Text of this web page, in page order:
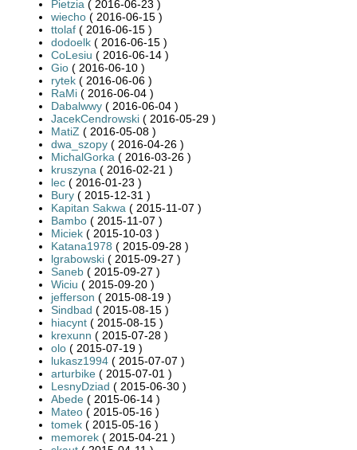
Pietzia ( 2016-06-23 )
wiecho ( 2016-06-15 )
ttolaf ( 2016-06-15 )
dodoelk ( 2016-06-15 )
CoLesiu ( 2016-06-14 )
Gio ( 2016-06-10 )
rytek ( 2016-06-06 )
RaMi ( 2016-06-04 )
Dabalwwy ( 2016-06-04 )
JacekCendrowski ( 2016-05-29 )
MatiZ ( 2016-05-08 )
dwa_szopy ( 2016-04-26 )
MichalGorka ( 2016-03-26 )
kruszyna ( 2016-02-21 )
lec ( 2016-01-23 )
Bury ( 2015-12-31 )
Kapitan Sakwa ( 2015-11-07 )
Bambo ( 2015-11-07 )
Miciek ( 2015-10-03 )
Katana1978 ( 2015-09-28 )
lgrabowski ( 2015-09-27 )
Saneb ( 2015-09-27 )
Wiciu ( 2015-09-20 )
jefferson ( 2015-08-19 )
Sindbad ( 2015-08-15 )
hiacynt ( 2015-08-15 )
krexunn ( 2015-07-28 )
olo ( 2015-07-19 )
lukasz1994 ( 2015-07-07 )
arturbike ( 2015-07-01 )
LesnyDziad ( 2015-06-30 )
Abede ( 2015-06-14 )
Mateo ( 2015-05-16 )
tomek ( 2015-05-16 )
memorek ( 2015-04-21 )